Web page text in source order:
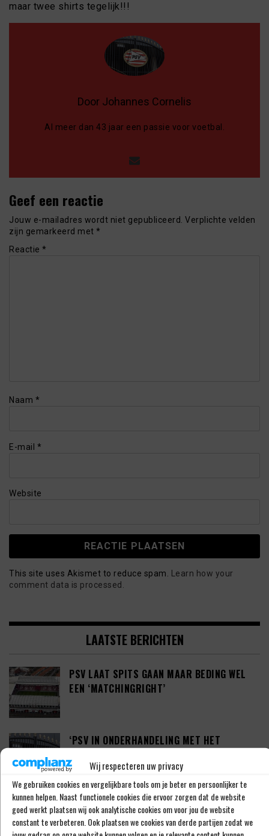
Wij respecteren uw privacy
We gebruiken cookies en vergelijkbare tools om je beter en persoonlijker te
kunnen helpen. Naast functionele cookies die ervoor zorgen dat de website
goed werkt plaatsen wij ook analytische cookies om voor jou de website
constant te verbeteren. Ook plaatsen we cookies van derde partijen zodat we
maar twee shirts tegelijk!!!
Door Johannes Cornelis
Al meer dan 43 jaar een passie voor voetbal.
Geef een reactie
Jouw e-mailadres wordt niet gepubliceerd. Verplichte velden
zijn gemarkeerd met *
Reactie *
Naam *
E-mail *
Website
This site uses Akismet to reduce spam.
Learn how your
comment data is processed.
LAATSTE BERICHTEN
PSV LAAT SPITS GAAN MAAR BEDING WEL
EEN ‘MATCHINGRIGHT’
‘PSV IN ONDERHANDELING MET HET
‘PSV WIL ZICH GAAN VERSTERKEN MET 29-
JARIGE ADAMA CAMARA’